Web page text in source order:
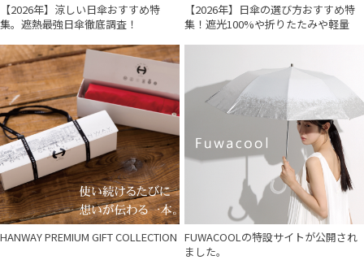
【2026年】涼しい日傘おすすめ特
集。遮熱最強日傘徹底調査！
【2026年】日傘の選び方おすすめ特
集！遮光100%や折りたたみや軽量
HANWAY PREMIUM GIFT COLLECTION FUWACOOLの特設サイトが公開され
ました。